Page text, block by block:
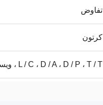
تفاوض
كرتون
L / C ، D / A ، D / P ، T / T ، ويسترن يونيون